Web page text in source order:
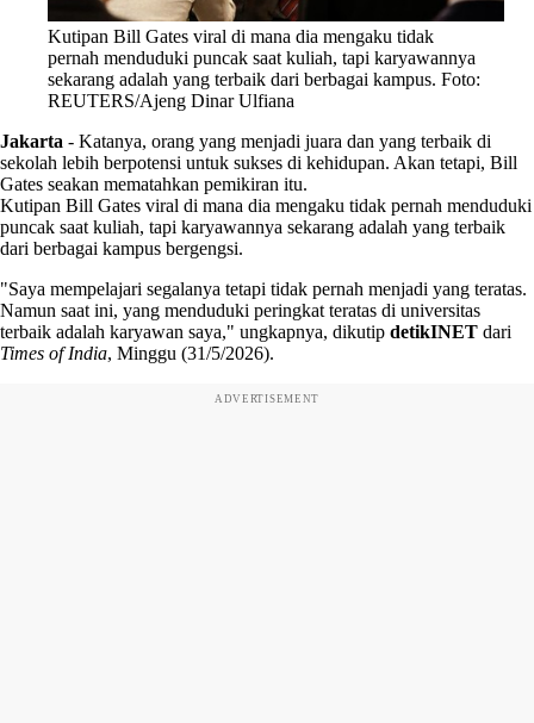
Kutipan Bill Gates viral di mana dia mengaku tidak
pernah menduduki puncak saat kuliah, tapi karyawannya
sekarang adalah yang terbaik dari berbagai kampus. Foto:
REUTERS/Ajeng Dinar Ulfiana
Jakarta - Katanya, orang yang menjadi juara dan yang terbaik di
sekolah lebih berpotensi untuk sukses di kehidupan. Akan tetapi, Bill
Gates seakan mematahkan pemikiran itu.
Kutipan Bill Gates viral di mana dia mengaku tidak pernah menduduki
puncak saat kuliah, tapi karyawannya sekarang adalah yang terbaik
dari berbagai kampus bergengsi.
"Saya mempelajari segalanya tetapi tidak pernah menjadi yang teratas.
Namun saat ini, yang menduduki peringkat teratas di universitas
terbaik adalah karyawan saya," ungkapnya, dikutip detikINET dari
Times of India, Minggu (31/5/2026).
ADVERTISEMENT